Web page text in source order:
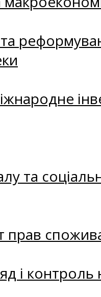
та
прав
і контроль